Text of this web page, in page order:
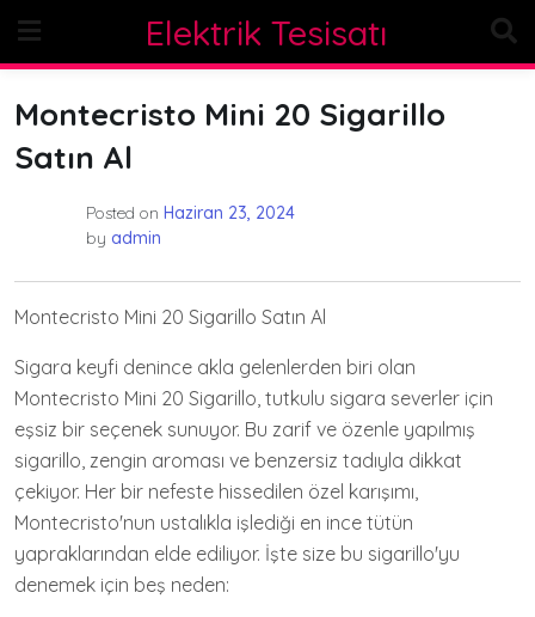
content
Elektrik Tesisatı
Montecristo Mini 20 Sigarillo
Satın Al
Posted on Haziran 23, 2024
by admin
Montecristo Mini 20 Sigarillo Satın Al
Sigara keyfi denince akla gelenlerden biri olan
Montecristo Mini 20 Sigarillo, tutkulu sigara severler için
eşsiz bir seçenek sunuyor. Bu zarif ve özenle yapılmış
sigarillo, zengin aroması ve benzersiz tadıyla dikkat
çekiyor. Her bir nefeste hissedilen özel karışımı,
Montecristo'nun ustalıkla işlediği en ince tütün
yapraklarından elde ediliyor. İşte size bu sigarillo'yu
denemek için beş neden: